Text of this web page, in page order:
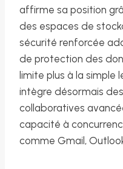
affirme sa position
des espaces de
sécurité renforcée
de protection des
limite plus à la simple
intègre désormais
collaboratives
capacité à
comme Gmail,